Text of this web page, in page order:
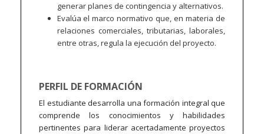
generar planes de contingencia y alternativos.
Evalúa el marco normativo que, en materia de
relaciones comerciales, tributarias, laborales,
entre otras, regula la ejecución del proyecto.
PERFIL DE FORMACIÓN
El estudiante desarrolla una formación integral que
comprende los conocimientos y habilidades
pertinentes para liderar acertadamente proyectos